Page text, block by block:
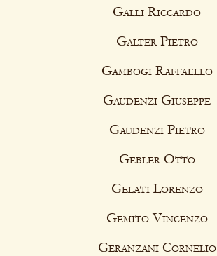
Galli Riccardo
Galter Pietro
Gambogi Raffaello
Gaudenzi Giuseppe
Gaudenzi Pietro
Gebler Otto
Gelati Lorenzo
Gemito Vincenzo
Geranzani Cornelio